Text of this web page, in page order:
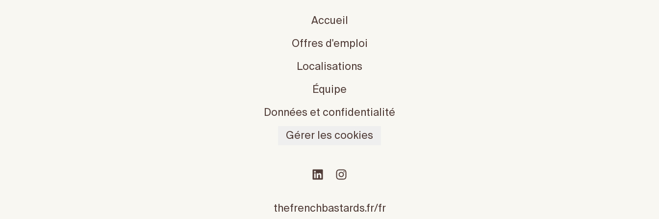
Accueil
Offres d'emploi
Localisations
Équipe
Données et confidentialité
Gérer les cookies
thefrenchbastards.fr/fr